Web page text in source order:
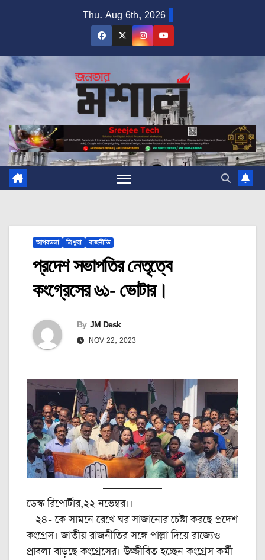
Thu. Aug 6th, 2026
আগরতলা ত্রিপুরা রাজনীতি
প্রদেশ সভাপতির নেতৃত্বে
কংগ্রেসের ৬১- ভোটার।
By JM Desk
NOV 22, 2023
ডেস্ক রিপোর্টার,২২ নভেম্বর।।
২৪- কে সামনে রেখে ঘর সাজানোর চেষ্টা করছে প্রদেশ
কংগ্রেস। জাতীয় রাজনীতির সঙ্গে পাল্লা দিয়ে রাজ্যেও
প্রাবল্য বাড়ছে কংগ্রেসের। উজ্জীবিত হচ্ছেন কংগ্রেস কর্মী